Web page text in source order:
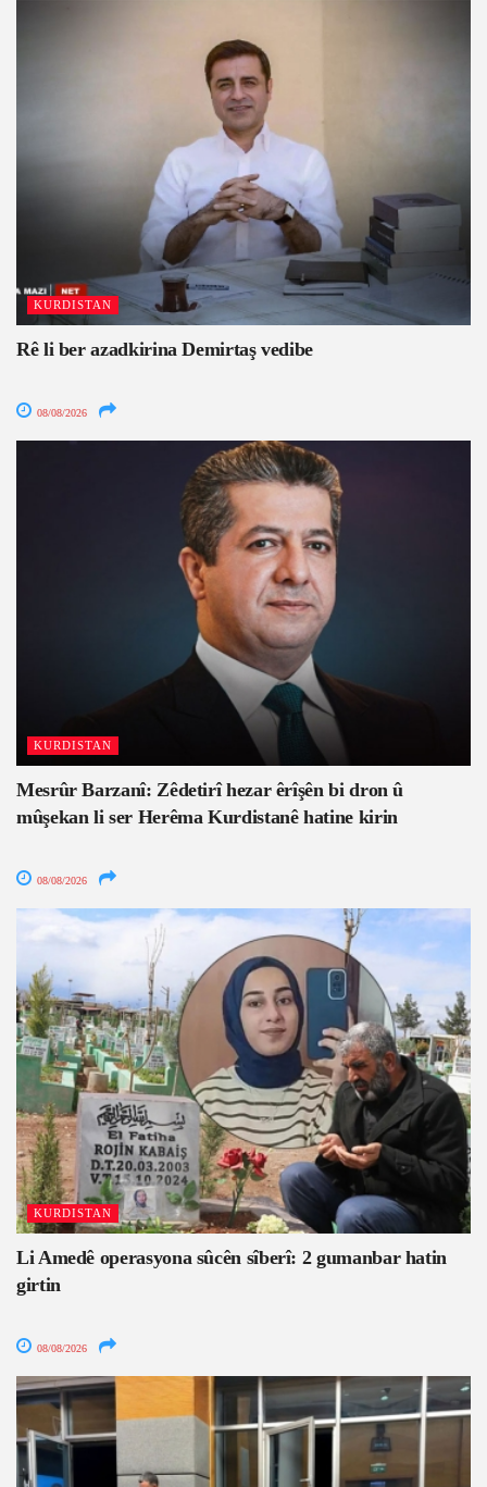
KURDISTAN
Rê li ber azadkirina Demirtaş vedibe
08/08/2026
KURDISTAN
Mesrûr Barzanî: Zêdetirî hezar êrîşên bi dron û
mûşekan li ser Herêma Kurdistanê hatine kirin
08/08/2026
KURDISTAN
Li Amedê operasyona sûcên sîberî: 2 gumanbar hatin
girtin
08/08/2026